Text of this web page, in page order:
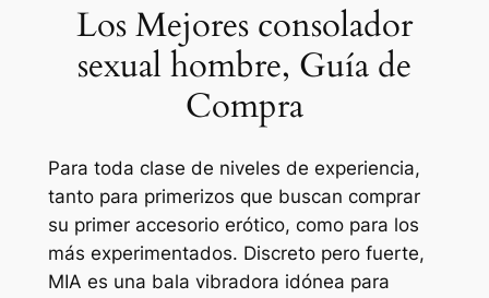
Los Mejores consolador
sexual hombre, Guía de
Compra
Para toda clase de niveles de experiencia,
tanto para primerizos que buscan comprar
su primer accesorio erótico, como para los
más experimentados. Discreto pero fuerte,
MIA es una bala vibradora idónea para